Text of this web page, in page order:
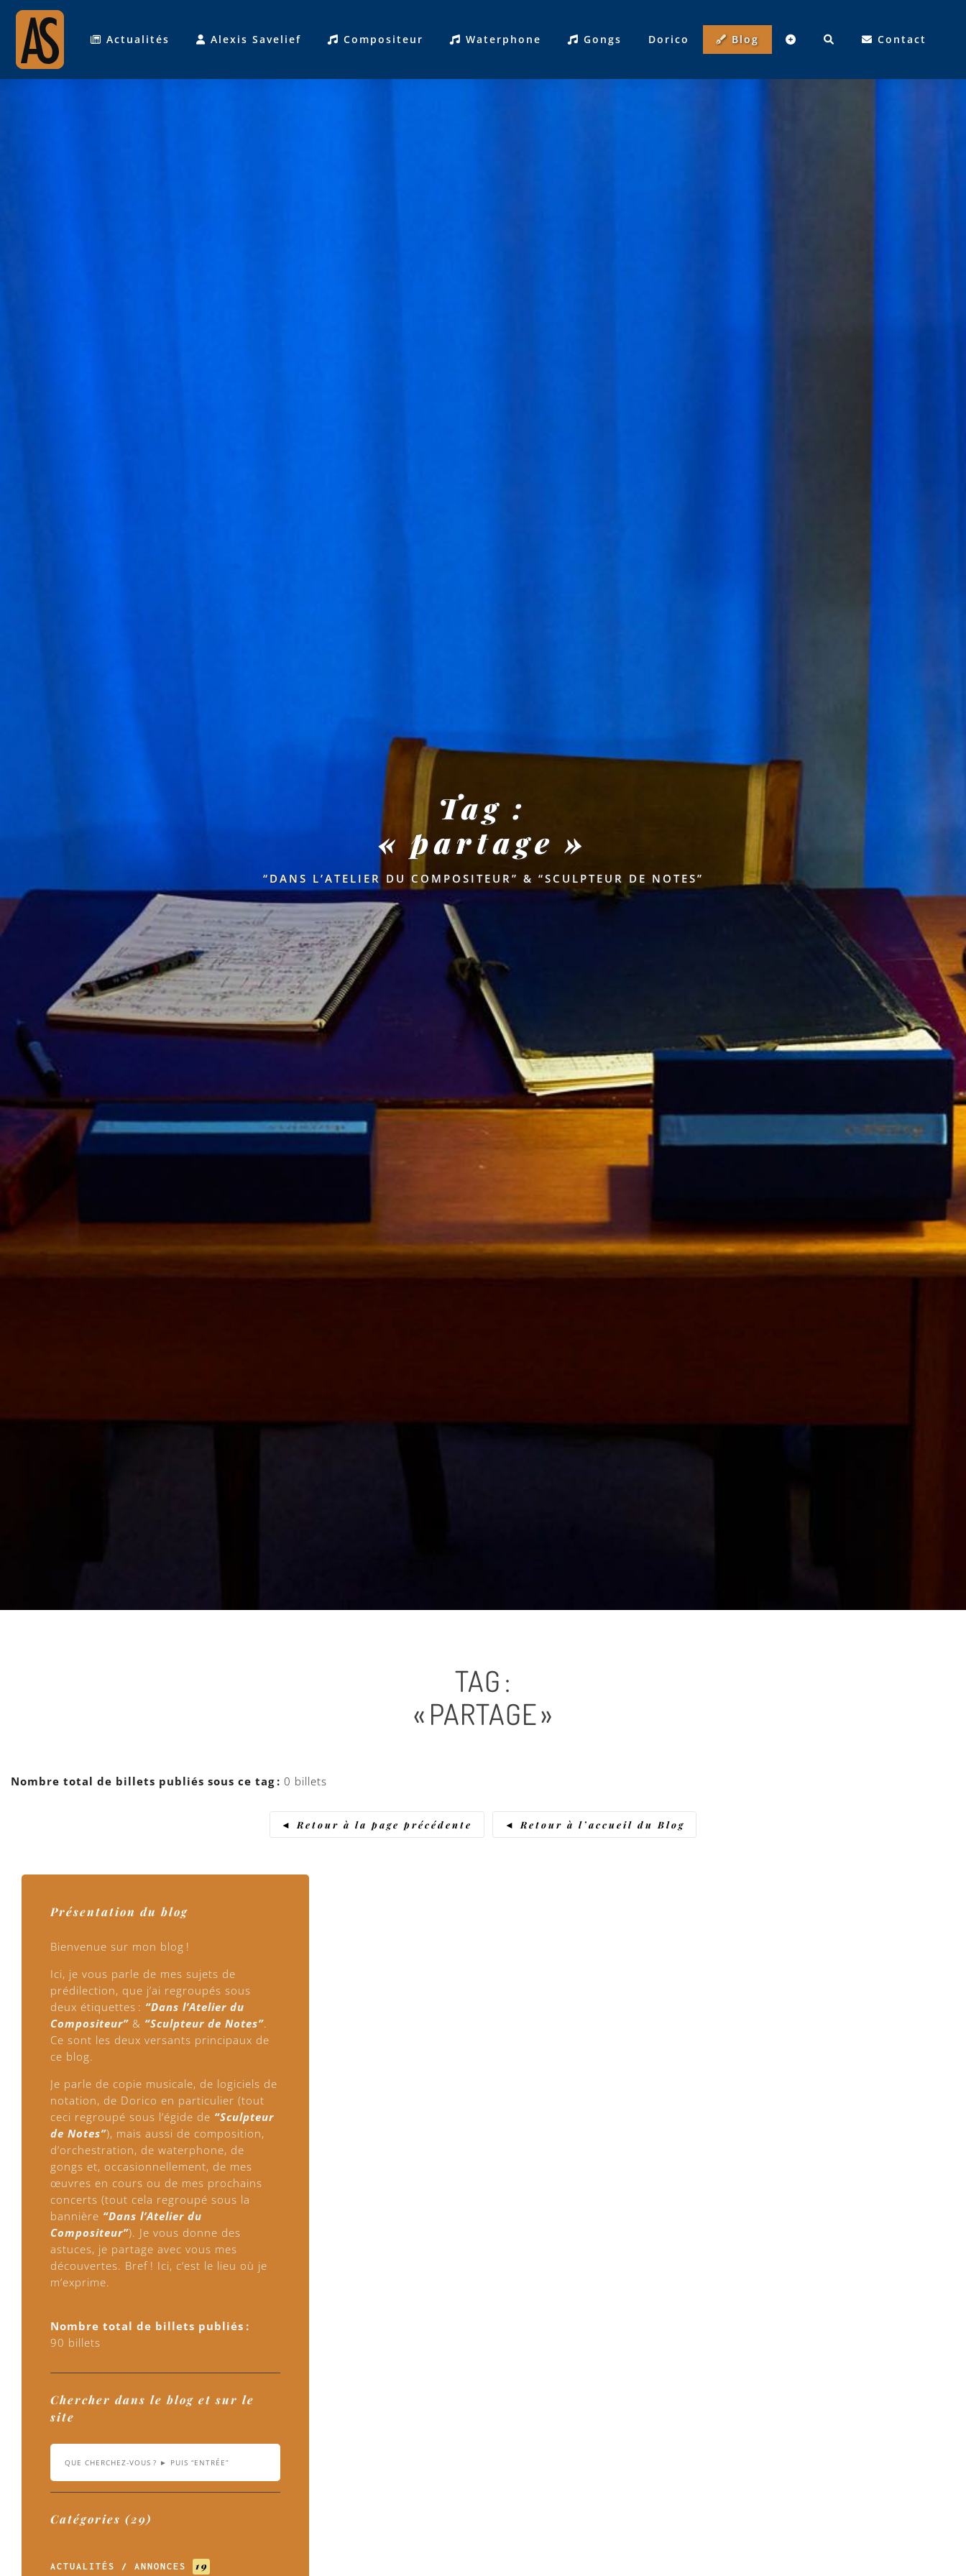
Actualités Alexis Savelief Compositeur Waterphone Gongs Dorico Blog Contact
Tag :
« partage »
“DANS L’ATELIER DU COMPOSITEUR” & “SCULPTEUR DE NOTES”
TAG :
« PARTAGE »
Nombre total de billets publiés sous ce tag : 0 billets
◄ Retour à la page précédente ◄ Retour à l’accueil du Blog
Présentation du blog
Bienvenue sur mon blog !
Ici, je vous parle de mes sujets de
prédilection, que j’ai regroupés sous
deux étiquettes : “Dans l’Atelier du
Compositeur” & “Sculpteur de Notes”.
Ce sont les deux versants principaux de
ce blog.
Je parle de copie musicale, de logiciels de
notation, de Dorico en particulier (tout
ceci regroupé sous l’égide de “Sculpteur
de Notes”), mais aussi de composition,
d’orchestration, de waterphone, de
gongs et, occasionnellement, de mes
œuvres en cours ou de mes prochains
concerts (tout cela regroupé sous la
bannière “Dans l’Atelier du
Compositeur”). Je vous donne des
astuces, je partage avec vous mes
découvertes. Bref ! Ici, c’est le lieu où je
m’exprime.
Nombre total de billets publiés :
90 billets
Chercher dans le blog et sur le
site
Catégories (29)
ACTUALITÉS / ANNONCES 19